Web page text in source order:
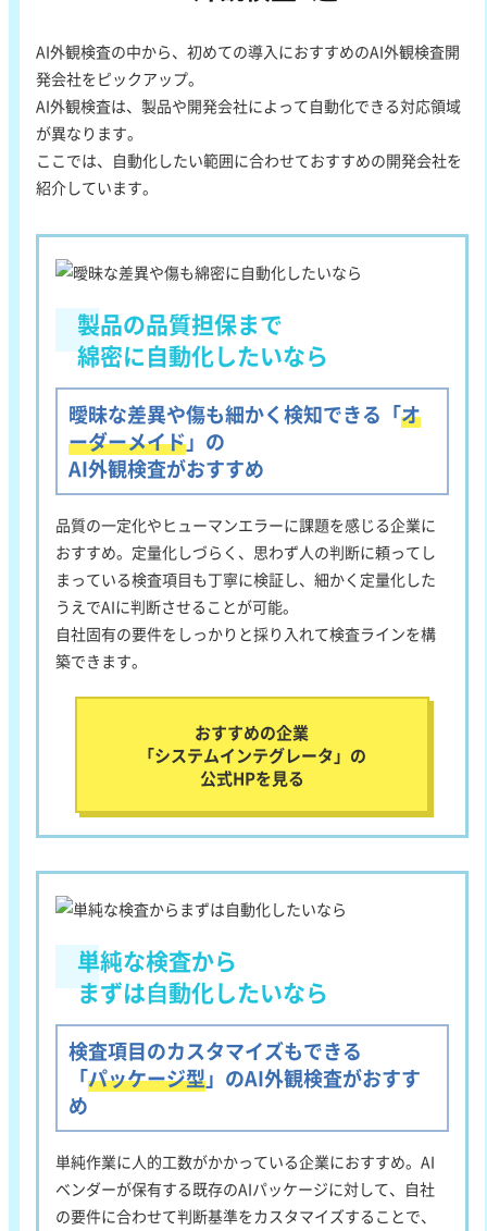
AI外観検査の中から、初めての導入におすすめのAI外観検査開
発会社をピックアップ。
AI外観検査は、製品や開発会社によって自動化できる対応領域
が異なります。
ここでは、自動化したい範囲に合わせておすすめの開発会社を
紹介しています。
製品の品質担保まで
綿密に自動化したいなら
曖昧な差異や傷も細かく検知できる「オ
ーダーメイド」の
AI外観検査がおすすめ
品質の一定化やヒューマンエラーに課題を感じる企業に
おすすめ。定量化しづらく、思わず人の判断に頼ってし
まっている検査項目も丁寧に検証し、細かく定量化した
うえでAIに判断させることが可能。
自社固有の要件をしっかりと採り入れて検査ラインを構
築できます。
おすすめの企業
「システムインテグレータ」の
公式HPを見る
単純な検査から
まずは⾃動化したいなら
検査項目のカスタマイズもできる
「パッケージ型」のAI外観検査がおすす
め
単純作業に人的工数がかかっている企業におすすめ。AI
ベンダーが保有する既存のAIパッケージに対して、自社
の要件に合わせて判断基準をカスタマイズすることで、